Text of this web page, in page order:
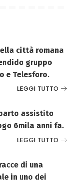
città romana
gruppo
e Telesforo.
LEGGI TUTTO
parto assistito
6mila anni fa.
LEGGI TUTTO
di una
in uno dei